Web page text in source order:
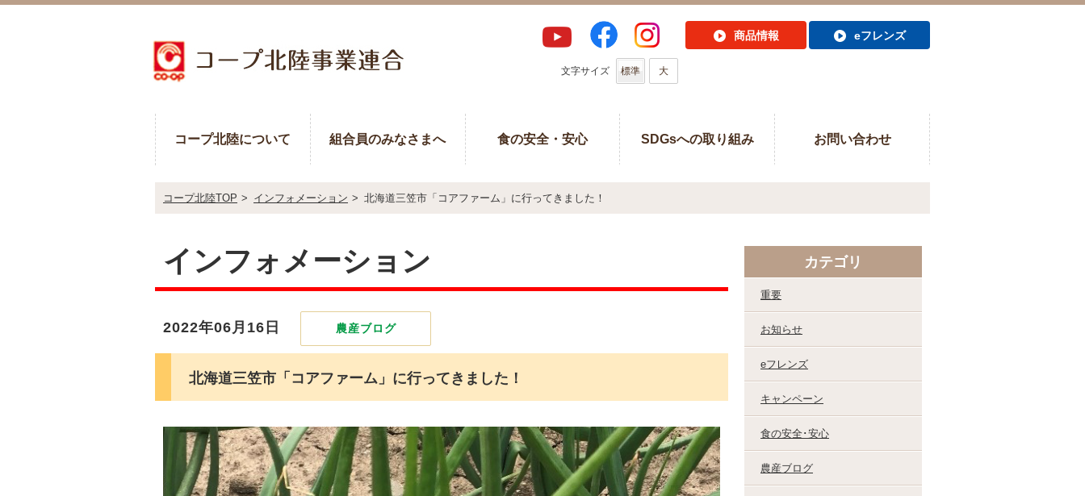
商品情報 eフレンズ
文字サイズ 標準 大
コープ北陸について 組合員のみなさまへ 食の安全・安心 SDGsへの取り組み お問い合わせ
コープ北陸TOP > インフォメーション > 北海道三笠市「コアファーム」に行ってきました！
インフォメーション
2022年06月16日 農産ブログ
北海道三笠市「コアファーム」に行ってきました！
カテゴリ
重要
お知らせ
eフレンズ
キャンペーン
食の安全･安心
農産ブログ